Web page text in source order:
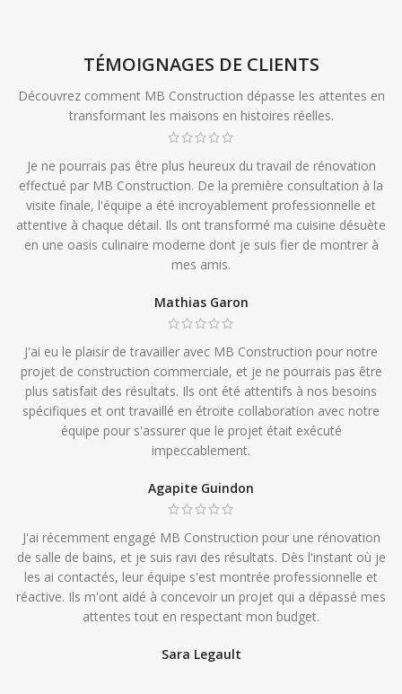
TÉMOIGNAGES DE CLIENTS
Découvrez comment MB Construction dépasse les attentes en
transformant les maisons en histoires réelles.
Je ne pourrais pas être plus heureux du travail de rénovation
effectué par MB Construction. De la première consultation à la
visite finale, l'équipe a été incroyablement professionnelle et
attentive à chaque détail. Ils ont transformé ma cuisine désuète
en une oasis culinaire moderne dont je suis fier de montrer à
mes amis.
Mathias Garon
J'ai eu le plaisir de travailler avec MB Construction pour notre
projet de construction commerciale, et je ne pourrais pas être
plus satisfait des résultats. Ils ont été attentifs à nos besoins
spécifiques et ont travaillé en étroite collaboration avec notre
équipe pour s'assurer que le projet était exécuté
impeccablement.
Agapite Guindon
J'ai récemment engagé MB Construction pour une rénovation
de salle de bains, et je suis ravi des résultats. Dès l'instant où je
les ai contactés, leur équipe s'est montrée professionnelle et
réactive. Ils m'ont aidé à concevoir un projet qui a dépassé mes
attentes tout en respectant mon budget.
Sara Legault